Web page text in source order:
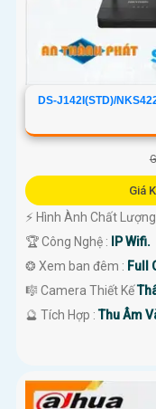
DS-J142I(STD)/
Giá
️⚡ Hình Ành Chất
🏆 Công Nghệ :
IP Wifi.
❂ Xem ban đêm : Full
🎼️ Camera Thiết Kế
️🔮 Tích Hợp :Thu Âm